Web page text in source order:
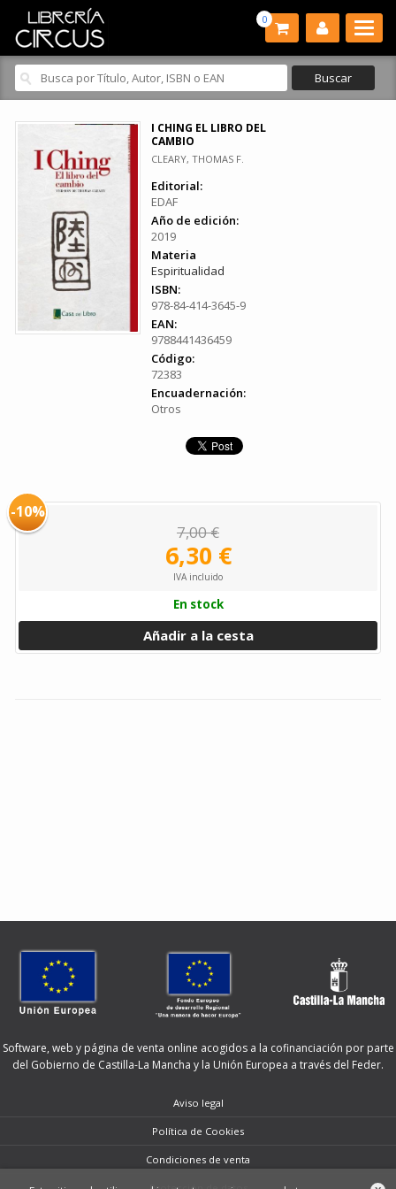
0
I CHING EL LIBRO DEL
CAMBIO
CLEARY, THOMAS F.
Editorial:
EDAF
Año de edición:
2019
Materia
Espiritualidad
ISBN:
978-84-414-3645-9
EAN:
9788441436459
Código:
72383
Encuadernación:
Otros
-10%
7,00 €
6,30 €
IVA incluido
En stock
Añadir a la cesta
Software, web y página de venta online acogidos a la cofinanciación por parte
del Gobierno de Castilla-La Mancha y la Unión Europea a través del Feder.
Aviso legal
Política de Cookies
Condiciones de venta